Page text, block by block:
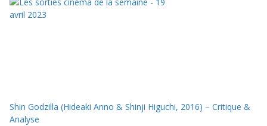
Shin Godzilla (Hideaki Anno & Shinji Higuchi, 2016) – Critique &
Analyse